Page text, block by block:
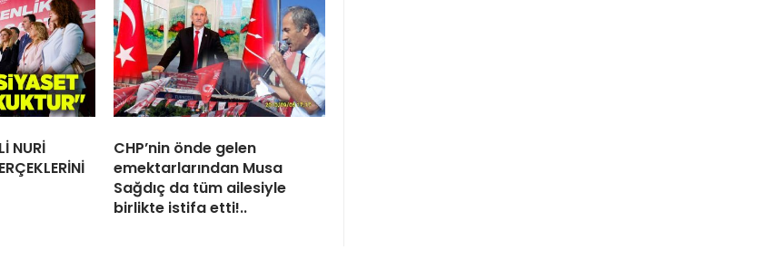
NURİ
CHP’nin önde gelen
emektarlarından Musa
Sağdıç da tüm ailesiyle
birlikte istifa etti!..